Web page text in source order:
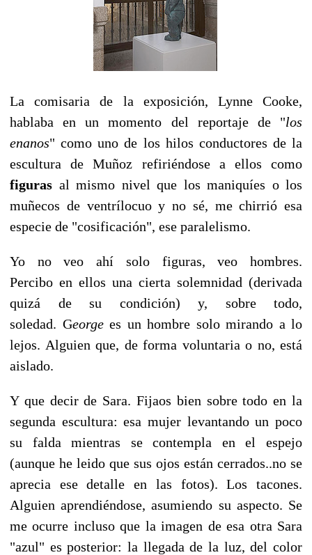
La comisaria de la exposición, Lynne Cooke,
hablaba en un momento del reportaje de "los
enanos" como uno de los hilos conductores de la
escultura de Muñoz refiriéndose a ellos como
figuras al mismo nivel que los maniquíes o los
muñecos de ventrílocuo y no sé, me chirrió esa
especie de "cosificación", ese paralelismo.
Yo no veo ahí solo figuras, veo hombres.
Percibo en ellos una cierta solemnidad (derivada
quizá de su condición) y, sobre todo,
soledad. Georgees un hombre solo mirando a lo
lejos. Alguien que, de forma voluntaria o no, está
aislado.
Y que decir de Sara. Fijaos bien sobre todo en la
segunda escultura: esa mujer levantando un poco
su falda mientras se contempla en el espejo
(aunque he leido que sus ojos están cerrados..no se
aprecia ese detalle en las fotos). Los tacones.
Alguien aprendiéndose, asumiendo su aspecto. Se
me ocurre incluso que la imagen de esa otra Sara
"azul" es posterior: la llegada de la luz, del color